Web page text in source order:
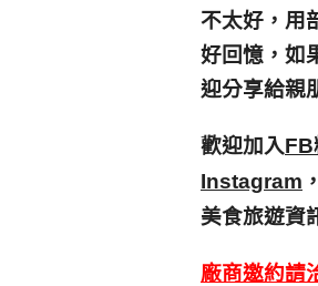
不太好，用
好回憶， 如
迎分享給親
歡迎加入FB
Instagram
美食旅遊資
廠商邀約請